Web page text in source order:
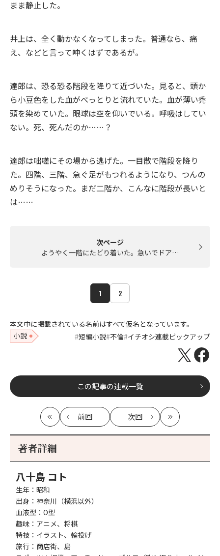
まま静止した。
井上は、全く動かなくなってしまった。普通なら、痛
え、などと言って呻くはずであるが。
達郎は、恐る恐る階段を降りて近づいた。見ると、頭か
ら小豆色をした血がべっとりと流れていた。血が薄い禿
頭を染めていた。眼球は空を仰いでいる。呼吸はしてい
ない。死、死んだのか……？
達郎は咄嗟にその場から逃げた。一目散で階段を降り
た。四階、三階、急ぐ足がもつれるようになり、つんの
めりそうになった。まだ二階か、こんなに階段が長いと
は……
次ページ
ようやく一階にたどり着いた。急いでドア…
1 2
本文中に掲載されている名前はすべて仮名となっています。
小説
短編小説 不倫 イチオシ連載ピックアップ
この記事の連載一覧
最
初
前回
記
次回
記
最
新
著者詳細
八十島 コト
生年：昭和
出身：神奈川（横浜以外）
血液型：O型
趣味：アニメ、将棋
特技：イラスト、輪投げ
旅行：商店街、島